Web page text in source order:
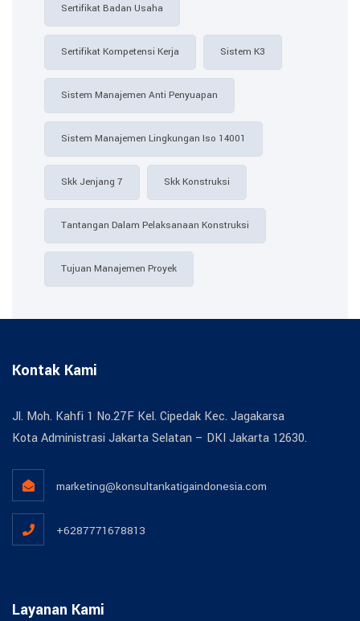
Sertifikat Badan Usaha
Sertifikat Kompetensi Kerja Sistem K3
Sistem Manajemen Anti Penyuapan
Sistem Manajemen Lingkungan Iso 14001
Skk Jenjang 7 Skk Konstruksi
Tantangan Dalam Pelaksanaan Konstruksi
Tujuan Manajemen Proyek
Kontak Kami
Jl. Moh. Kahfi 1 No.27F Kel. Cipedak Kec. Jagakarsa
Kota Administrasi Jakarta Selatan – DKI Jakarta 12630.
marketing@konsultankatigaindonesia.com
+6287771678813
Layanan Kami